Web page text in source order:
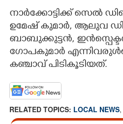
നാർക്കോട്ടിക്ക് സെൽ
ഉമേഷ് കുമാർ, ആലുവ
ബാബുക്കുട്ടൻ,
ഗോപകുമാർ
കഞ്ചാവ് പിടികൂടിയത്.
RELATED TOPICS: LOCAL NEWS,